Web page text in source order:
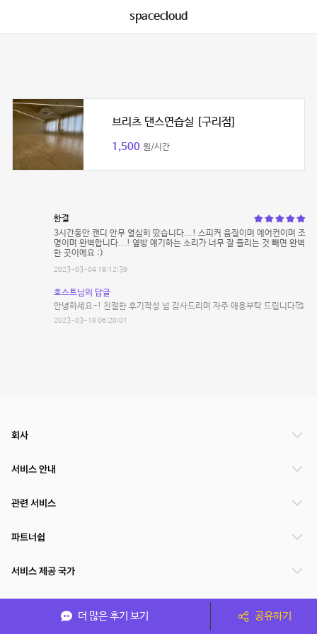
spacecloud
브리츠 댄스연습실 [구리점]
1,500 원/시간
한결
3시간동안 캔디 안무 열심히 땄습니다...! 스피커 음질이며 에어컨이며 조
명이며 완벽합니다...! 옆방 얘기하는 소리가 너무 잘 들리는 것 빼면 완벽
한 곳이에요 :)
2023-03-04 18:12:39
호스트님의 답글
안녕하세요-! 친절한 후기작성 넘 감사드리며 자주 애용부탁 드립니다🥰
2023-03-19 06:20:01
더 많은 후기 보기 공유하기
회사
서비스 안내
관련 서비스
파트너쉽
서비스 제공 국가
(주)NSPACE 사업자정보